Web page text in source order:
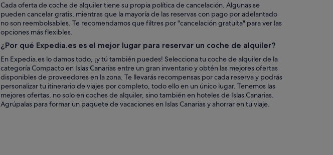
Cada oferta de coche de alquiler tiene su propia política de cancelación. Algunas se
pueden cancelar gratis, mientras que la mayoría de las reservas con pago por adelantado
no son reembolsables. Te recomendamos que filtres por "cancelación gratuita" para ver las
opciones más flexibles.
¿Por qué Expedia.es es el mejor lugar para reservar un coche de alquiler?
En Expedia.es lo damos todo, ¡y tú también puedes! Selecciona tu coche de alquiler de la
categoría Compacto en Islas Canarias entre un gran inventario y obtén las mejores ofertas
disponibles de proveedores en la zona. Te llevarás recompensas por cada reserva y podrás
personalizar tu itinerario de viajes por completo, todo ello en un único lugar. Tenemos las
mejores ofertas, no solo en coches de alquiler, sino también en hoteles de Islas Canarias.
Agrúpalas para formar un paquete de vacaciones en Islas Canarias y ahorrar en tu viaje.